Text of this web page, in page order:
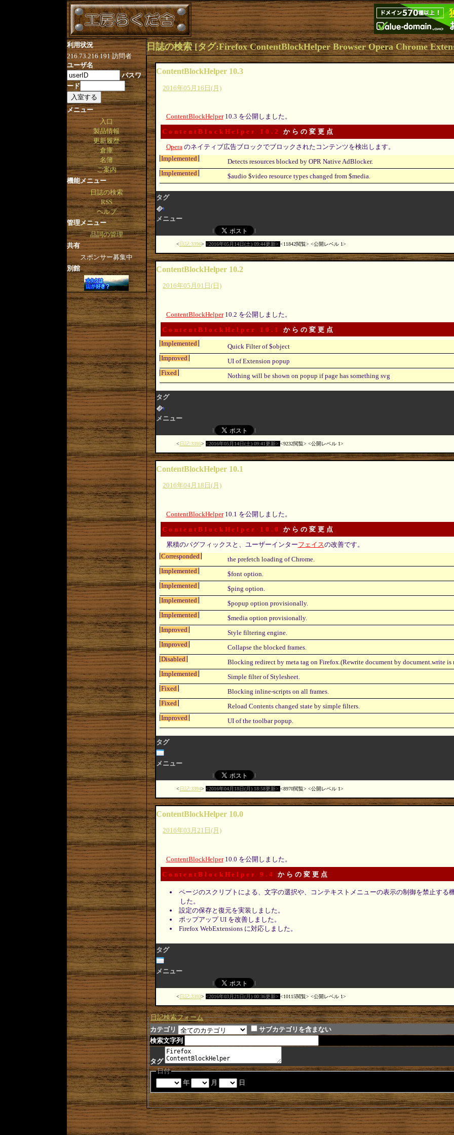
ContentBlockHelper 10.3
2016年05月16日(月)
ContentBlockHelper10.3 を公開しました。
ContentBlockHelper 10.2 からの変更点
Operaのネイティブ広告ブロックでブロックされたコンテンツを検出します。
Implemented
Detects resources blocked by OPR Native AdBlocker.
Implemented
$audio $video resource types changed from $media.
タグ
メニュー
日記:3396 2016年05月14日(土) 09:44更新 11842閲覧 公開レベル 1
ContentBlockHelper 10.2
2016年05月01日(日)
ContentBlockHelper10.2 を公開しました。
ContentBlockHelper 10.1
からの変更点
Implemented
Quick Filter of $object
Improved
UI of Extension popup
Fixed
Nothing will be shown on popup if page has something svg
タグ
メニュー
日記:3395 2016年05月14日(土) 09:41更新 9232閲覧 公開レベル 1
ContentBlockHelper 10.1
2016年04月18日(月)
ContentBlockHelper10.1 を公開しました。
ContentBlockHelper 10.0 からの変更点
累積のバグフィックスと、ユーザーインターフェイスの改善です。
Corresponded
the prefetch loading of Chrome.
Implemented
$font option.
Implemented
$ping option.
Implemented
$popup option provisionally.
Implemented
$media option provisionally.
Improved
Style filtering engine.
Improved
Collapse the blocked frames.
Disabled
Blocking redirect by meta tag on Firefox.(Rewrite document by document.write is
Implemented
Simple filter of Stylesheet.
Fixed
Blocking inline-scripts on all frames.
Fixed
Reload Contents changed state by simple filters.
Improved
UI of the toolbar popup.
タグ
メニュー
日記:3394 2016年04月18日(月) 18:58更新 8970閲覧 公開レベル 1
ContentBlockHelper 10.0
2016年03月21日(月)
ContentBlockHelper10.0 を公開しました。
ContentBlockHelper 9.4 からの変更点
ページのスクリプトによる、文字の選択や、コンテキストメニューの表示の制御を禁止する
した。
設定の保存と復元を実装しました。
ポップアップ UI を改善しました。
Firefox WebExtensions に対応しました。
タグ
メニュー
日記:3393 2016年03月21日(月) 00:36更新 10115閲覧 公開レベル 1
日記検索フォーム
カテゴリ
サブカテゴリを含まない
検索文字列
タグ
日付
年
月 日
利用状況
216.73.216.191訪問者
ユーザ名
パスワ
ード
メニュー
入口
製品情報
更新履歴
倉庫
名簿
ご案内
機能メニュー
日誌の検索
RSS
ヘルプ
管理メニュー
品詞の管理
共有
スポンサー募集中
別館